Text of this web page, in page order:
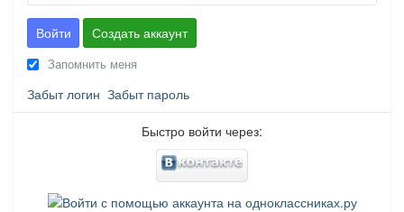
Войти Создать аккаунт
Запомнить меня
Забыт логин Забыт пароль
Быстро войти через: